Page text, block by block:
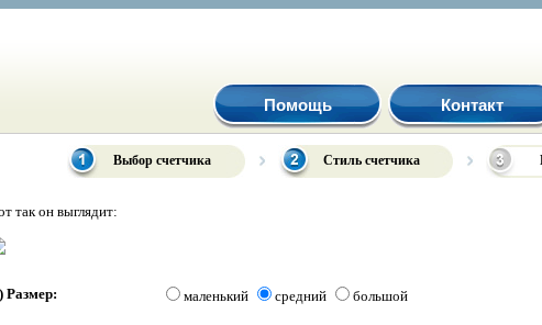
Помощь Контакт
Выбор счетчика Стиль счетчика
так он выглядит:
Размер: маленький средний большой